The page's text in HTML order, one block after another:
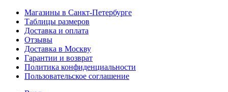
Магазины в Санкт-Петербурге
Таблицы размеров
Доставка и оплата
Отзывы
Доставка в Москву
Гарантии и возврат
Политика конфиденциальности
Пользовательское соглашение